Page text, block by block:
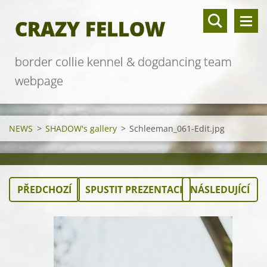
CRAZY FELLOW
border collie kennel & dogdancing team
webpage
NEWS > SHADOW's gallery > Schleeman_061-Edit.jpg
PŘEDCHOZÍ SPUSTIT PREZENTACI NÁSLEDUJÍCÍ